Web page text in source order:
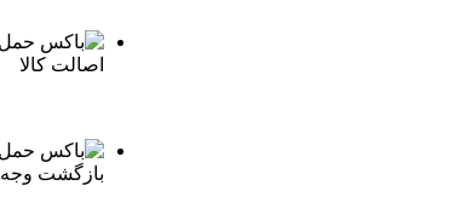
اصالت کالا
بازگشت وجه